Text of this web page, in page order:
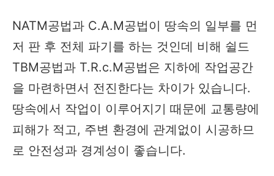
NATM공법과 C.A.M공법이 땅속의 일부를 먼
저 판 후 전체 파기를 하는 것인데 비해 쉴드
TBM공법과 T.R.c.M공법은 지하에 작업공간
을 마련하면서 전진한다는 차이가 있습니다.
땅속에서 작업이 이루어지기 때문에 교통량에
피해가 적고, 주변 환경에 관계없이 시공하므
로 안전성과 경계성이 좋습니다.